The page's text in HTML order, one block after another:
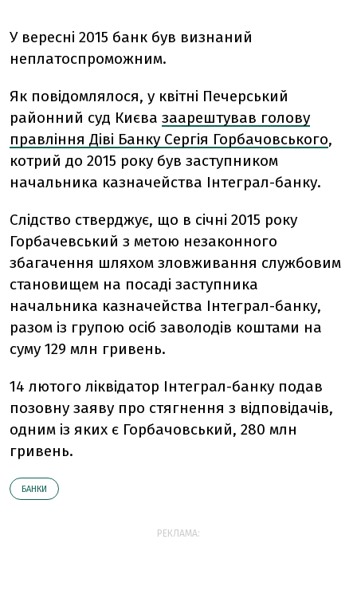
У вересні 2015 банк був визнаний
неплатоспроможним.
Як повідомлялося, у квітні Печерський
районний суд Києва заарештував голову
правління Діві Банку Сергія Горбачовського,
котрий до 2015 року був заступником
начальника казначейства Інтеграл-банку.
Слідство стверджує, що в січні 2015 року
Горбачевський з метою незаконного
збагачення шляхом зловживання службовим
становищем на посаді заступника
начальника казначейства Інтеграл-банку,
разом із групою осіб заволодів коштами на
суму 129 млн гривень.
14 лютого ліквідатор Інтеграл-банку подав
позовну заяву про стягнення з відповідачів,
одним із яких є Горбачовський, 280 млн
гривень.
БАНКИ
РЕКЛАМА: